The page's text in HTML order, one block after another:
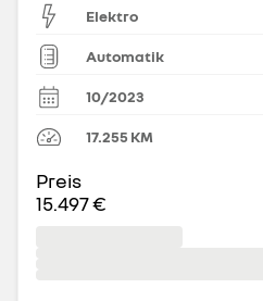
Elektro
Automatik
10/2023
17.255 KM
Preis
15.497 €